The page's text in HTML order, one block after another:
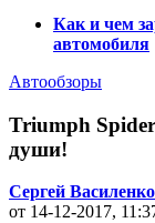
Как и чем
автомобиля
Автообзоры
Triumph
души!
Сергей
от 14-12-2017,